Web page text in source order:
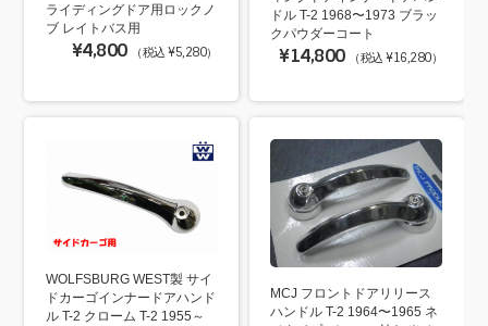
ライディングドア用ロックノ
ブ レイトバス用
¥4,800 （税込 ¥5,280）
ドル T-2 1968〜1973 ブラッ
クパウダーコート
¥14,800 （税込 ¥16,280）
WOLFSBURG WEST製 サイ
ドカーゴインナードアハンド
ル T-2 クローム T-2 1955～
MCJ フロントドアリリース
ハンドル T-2 1964〜1965 ネ